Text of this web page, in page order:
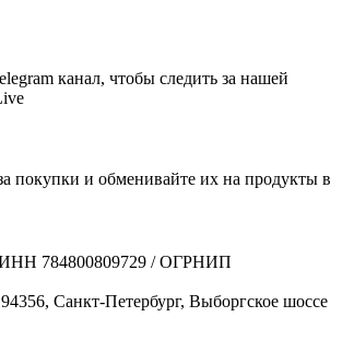
канал, чтобы следить за нашей
покупки и обменивайте их на продукты в
784800809729 / ОГРНИП
Санкт-Петербург, Выборгское шоссе